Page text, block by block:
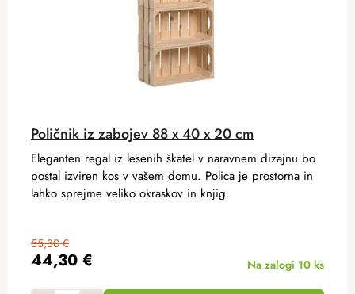
Poličnik iz zabojev 88 x 40 x 20 cm
44,30 €
55,30 €
Na zalogi 10 ks
Eleganten regal iz lesenih škatel v naravnem dizajnu bo
postal izviren kos v vašem domu. Polica je prostorna in
lahko sprejme veliko okraskov in knjig.